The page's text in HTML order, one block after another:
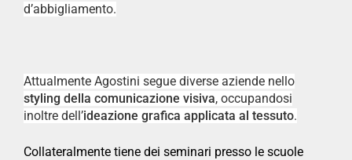
d’abbigliamento.
Attualmente Agostini segue diverse aziende nello
styling della comunicazione visiva, occupandosi
inoltre dell’ideazione grafica applicata al tessuto.
Collateralmente tiene dei seminari presso le scuole